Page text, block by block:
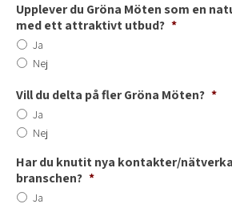
Upplever du Gröna Möten som en
med ett attraktivt utbud? *
Ja
Nej
Vill du delta på fler Gröna Möten? *
Ja
Nej
Har du knutit nya kontakter/
branschen? *
Ja